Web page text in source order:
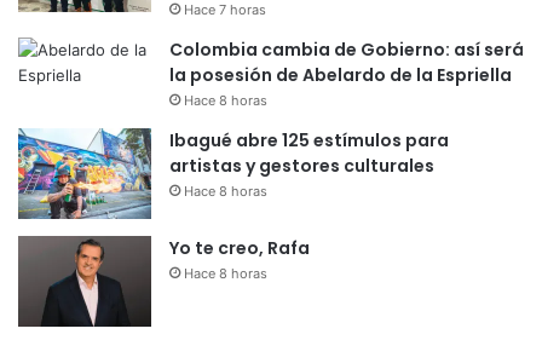
Hace 7 horas
Colombia cambia de Gobierno: así será
la posesión de Abelardo de la Espriella
Hace 8 horas
Ibagué abre 125 estímulos para
artistas y gestores culturales
Hace 8 horas
Yo te creo, Rafa
Hace 8 horas